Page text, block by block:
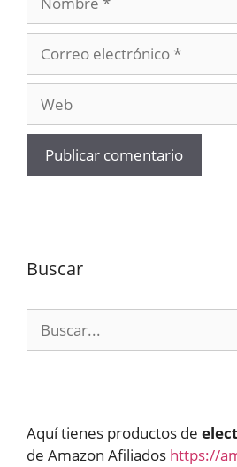
electrónico
Buscar
Aquí tienes productos de
de Amazon Afiliados https://